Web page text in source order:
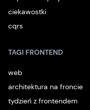
ciekawostki
cqrs
TAGI FRONTEND
web
architektura na froncie
tydzień z frontendem